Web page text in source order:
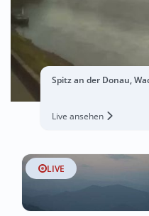
Spitz an der Donau,
Live ansehen
LIVE